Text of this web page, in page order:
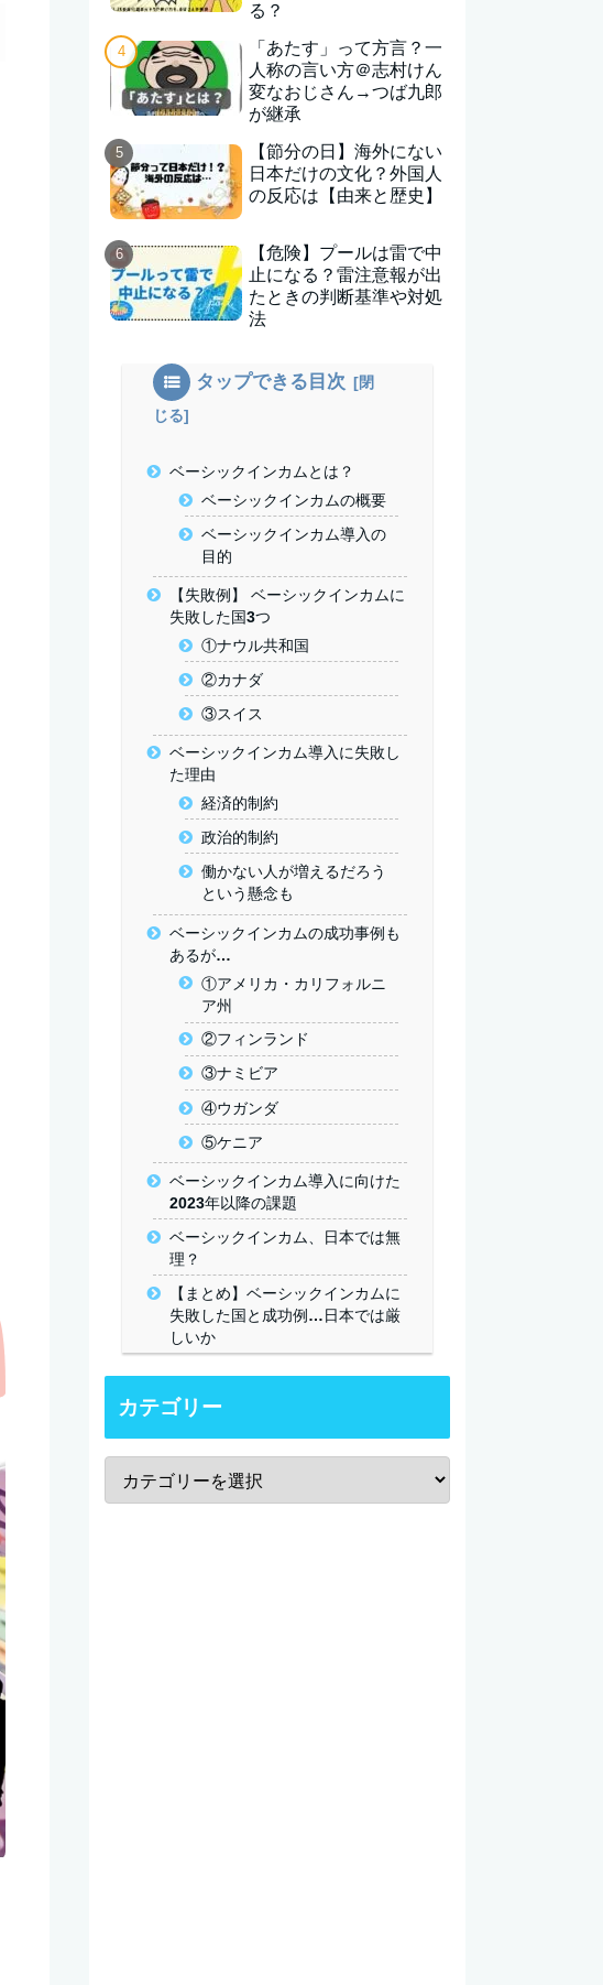
る？
「あたす」って方言？一
人称の言い方＠志村けん
変なおじさん→つば九郎
が継承
【節分の日】海外にない
日本だけの文化？外国人
の反応は【由来と歴史】
【危険】プールは雷で中
止になる？雷注意報が出
たときの判断基準や対処
法
タップできる目次
ベーシックインカムとは？
ベーシックインカムの概要
ベーシックインカム導入の
目的
【失敗例】 ベーシックインカムに
失敗した国3つ
①ナウル共和国
②カナダ
③スイス
ベーシックインカム導入に失敗し
た理由
経済的制約
政治的制約
働かない人が増えるだろう
という懸念も
ベーシックインカムの成功事例も
あるが…
①アメリカ・カリフォルニ
ア州
②フィンランド
③ナミビア
④ウガンダ
⑤ケニア
ベーシックインカム導入に向けた
2023年以降の課題
ベーシックインカム、日本では無
理？
【まとめ】ベーシックインカムに
失敗した国と成功例…日本では厳
しいか
カテゴリー